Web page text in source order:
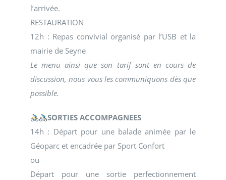
l’arrivée.
RESTAURATION
12h : Repas convivial organisé par l’USB et la
mairie de Seyne
Le menu ainsi que son tarif sont en cours de
discussion, nous vous les communiquons dès que
possible.
SORTIES ACCOMPAGNEES
14h : Départ pour une balade animée par le
Géoparc et encadrée par Sport Confort
ou
Départ pour une sortie perfectionnement